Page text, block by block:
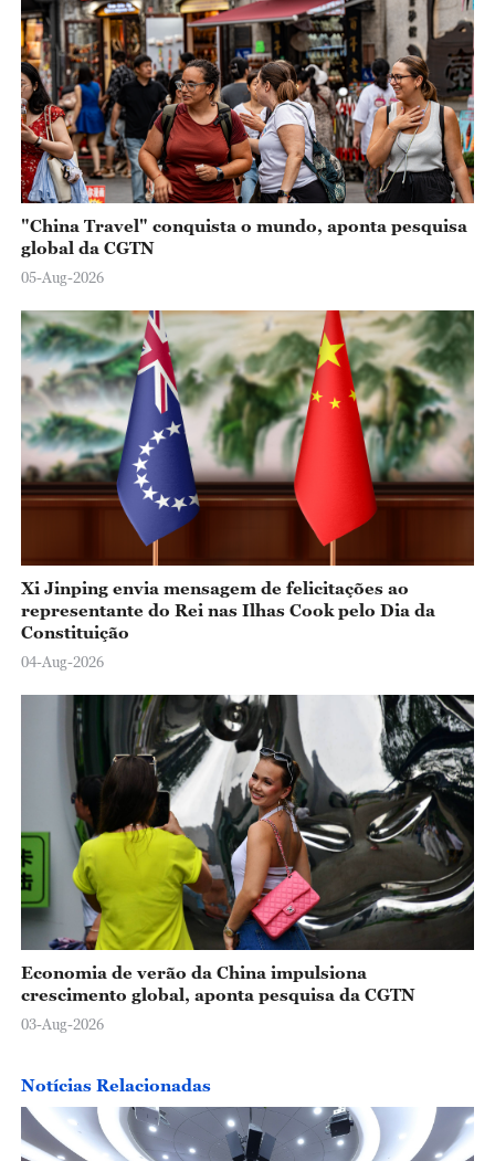
"China Travel" conquista o mundo, aponta pesquisa
global da CGTN
05-Aug-2026
Xi Jinping envia mensagem de felicitações ao
representante do Rei nas Ilhas Cook pelo Dia da
Constituição
04-Aug-2026
Economia de verão da China impulsiona
crescimento global, aponta pesquisa da CGTN
03-Aug-2026
Notícias Relacionadas